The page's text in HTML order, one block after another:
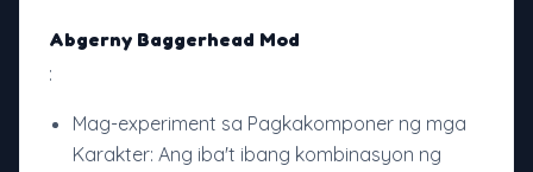
Abgerny Baggerhead Mod
:
Mag-experiment sa Pagkakomponer ng mga
Karakter: Ang iba't ibang kombinasyon ng